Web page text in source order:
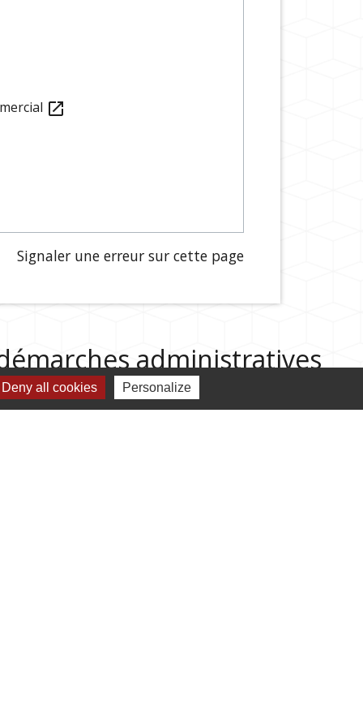
open_in_new
Signaler une erreur sur cette page
administratives
Deny all cookies Personalize